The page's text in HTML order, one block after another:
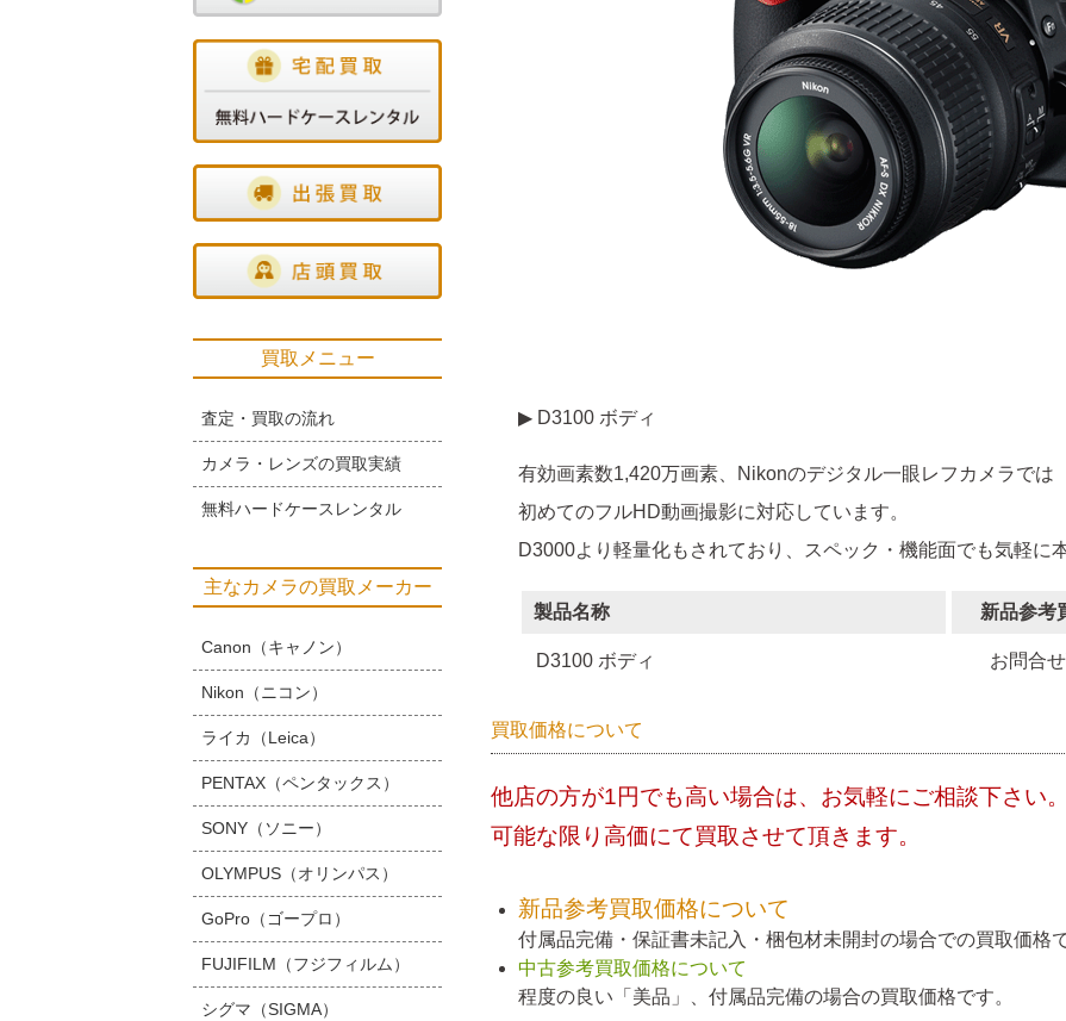
▶ D3100 ボディ
有効画素数1,420万画素、Nikonのデジタル一眼レフカメラでは
初めてのフルHD動画撮影に対応しています。
D3000より軽量化もされており、スペック・機能面でも気軽に
製品名称 新品参考
D3100 ボディ お問合
買取価格について
他店の方が1円でも高い場合は、お気軽にご相談下さい。
可能な限り高価にて買取させて頂きます。
新品参考買取価格について
付属品完備・保証書未記入・梱包材未開封の場合での買取価格で
中古参考買取価格について
程度の良い「美品」、付属品完備の場合の買取価格です。
買取メニュー
査定・買取の流れ
カメラ・レンズの買取実績
無料ハードケースレンタル
主なカメラの買取メーカー
Canon（キャノン）
Nikon（ニコン）
ライカ（Leica）
PENTAX（ペンタックス）
SONY（ソニー）
OLYMPUS（オリンパス）
GoPro（ゴープロ）
FUJIFILM（フジフィルム）
シグマ（SIGMA）